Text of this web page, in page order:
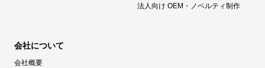
法人向け OEM・ノベルティ制作
会社について
会社概要